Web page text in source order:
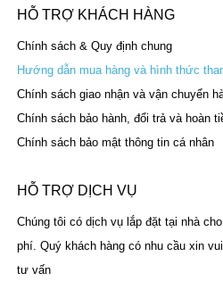
HỖ TRỢ KHÁCH HÀNG
Chính sách & Quy định chung
Hướng dẫn mua hàng và hình thức
Chính sách giao nhận và vận chuyển
Chính sách bảo hành, đổi trả và hoàn
Chính sách bảo mật thông tin cá nhân
HỖ TRỢ DỊCH VỤ
Chúng tôi có dịch vụ lắp đặt tại nhà
phí. Quý khách hàng có nhu cầu xin
tư vấn